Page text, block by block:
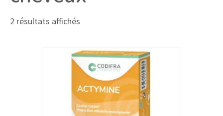
2 résultats affichés